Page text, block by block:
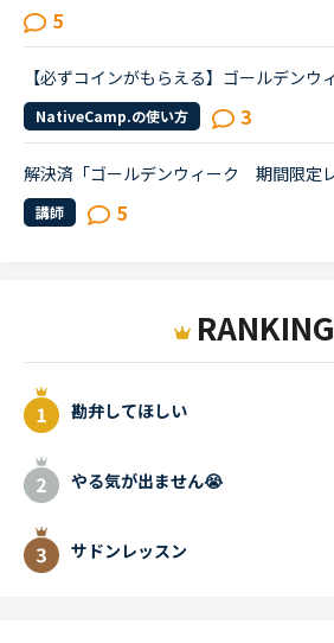
5
NativeCamp.の使い方 3
講師 5
RANKING
勘弁してほしい
やる気が出ません😭
サドンレッスン